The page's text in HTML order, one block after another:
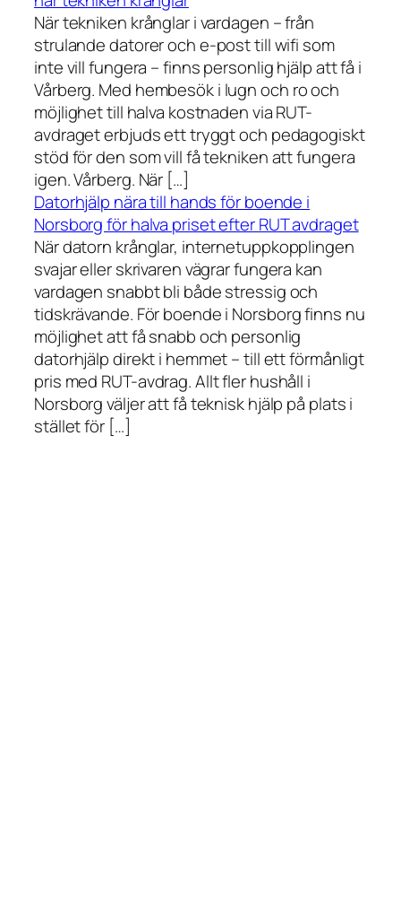
När tekniken krånglar i vardagen – från
strulande datorer och e-post till wifi som
inte vill fungera – finns personlig hjälp att få i
Vårberg. Med hembesök i lugn och ro och
möjlighet till halva kostnaden via RUT-
avdraget erbjuds ett tryggt och pedagogiskt
stöd för den som vill få tekniken att fungera
igen. Vårberg. När […]
Datorhjälp nära till hands för boende i
Norsborg för halva priset efter RUT avdraget
När datorn krånglar, internetuppkopplingen
svajar eller skrivaren vägrar fungera kan
vardagen snabbt bli både stressig och
tidskrävande. För boende i Norsborg finns nu
möjlighet att få snabb och personlig
datorhjälp direkt i hemmet – till ett förmånligt
pris med RUT-avdrag. Allt fler hushåll i
Norsborg väljer att få teknisk hjälp på plats i
stället för […]